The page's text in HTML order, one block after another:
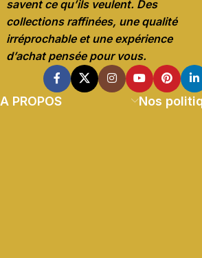
savent ce qu’ils veulent. Des
collections raffinées, une qualité
irréprochable et une expérience
d’achat pensée pour vous.
A PROPOS Nos